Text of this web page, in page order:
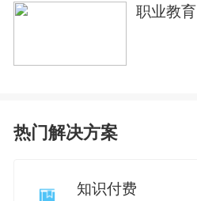
职业教育
热门解决方案
知识付费